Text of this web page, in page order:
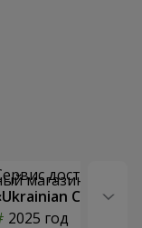
доставки
Choice»
2025 год